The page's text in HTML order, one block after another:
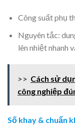
Công suất phụ
Nguyên tắc:
lên nhiệt nhanh
>> Cách sử
công nghiệp
Số khay & chuẩn